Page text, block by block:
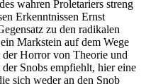
wahren Proletariers streng
Erkenntnissen Ernst
zu den radikalen
Markstein auf dem Wege
Horror von Theorie und
Snobs empfiehlt, hier eine
sich weder an den Snob